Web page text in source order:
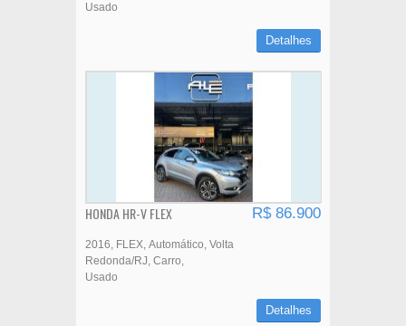
Usado
Detalhes
HONDA HR-V FLEX R$ 86.900
2016 FLEX Automático Volta
Redonda/RJ Carro
Usado
Detalhes